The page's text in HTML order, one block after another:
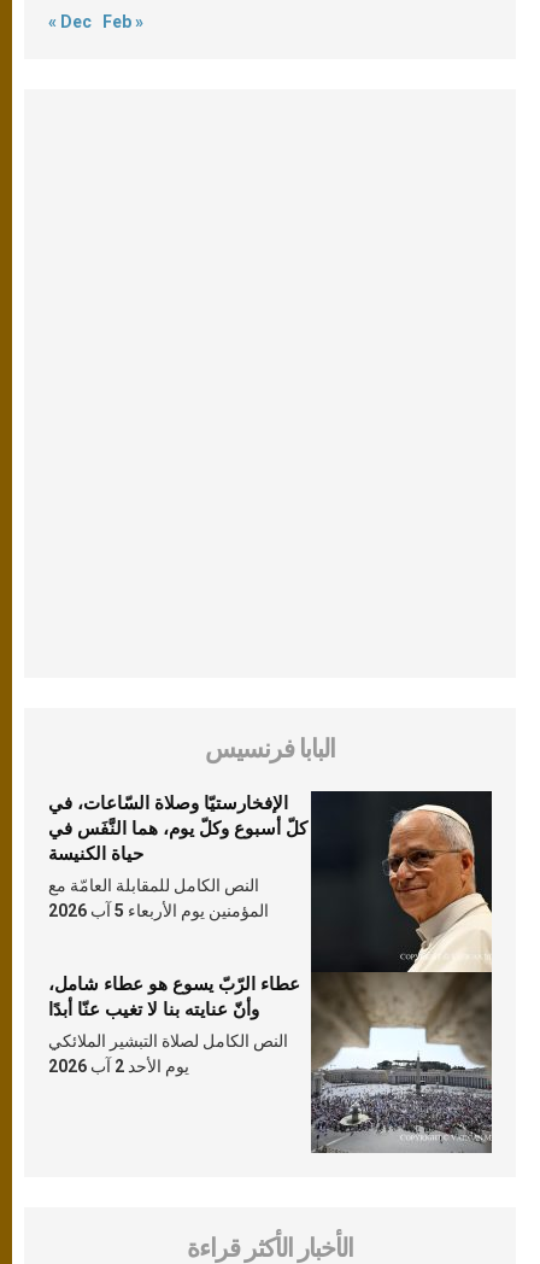
« Dec Feb »
البابا فرنسيس
الإفخارستيّا وصلاة السّاعات، في
كلّ أسبوع وكلّ يوم، هما النَّفَس في
حياة الكنيسة
النص الكامل للمقابلة العامّة مع
المؤمنين يوم الأربعاء 5 آب 2026
عطاء الرّبّ يسوع هو عطاء شامل،
وأنّ عنايته بنا لا تغيب عنّا أبدًا
النص الكامل لصلاة التبشير الملائكي
يوم الأحد 2 آب 2026
الأخبار الأكثر قراءة